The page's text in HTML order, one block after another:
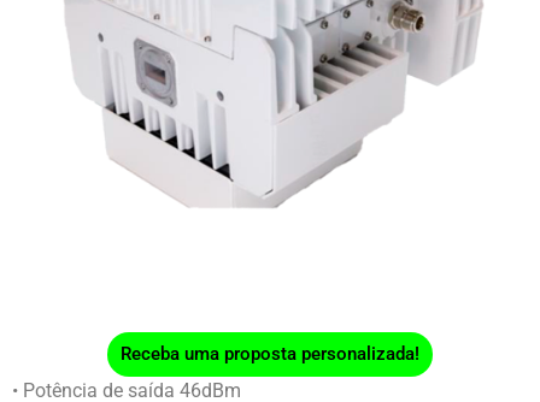
Receba uma proposta personalizada!
• Potência de saída 46dBm